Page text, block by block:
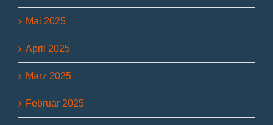
Mai 2025
April 2025
März 2025
Februar 2025